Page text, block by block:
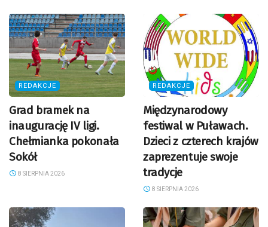
REDAKCJE
Grad bramek na
inaugurację IV ligi.
Chełmianka pokonała
Sokół
8 SIERPNIA 2026
REDAKCJE
Międzynarodowy
festiwal w Puławach.
Dzieci z czterech krajów
zaprezentuje swoje
tradycje
8 SIERPNIA 2026